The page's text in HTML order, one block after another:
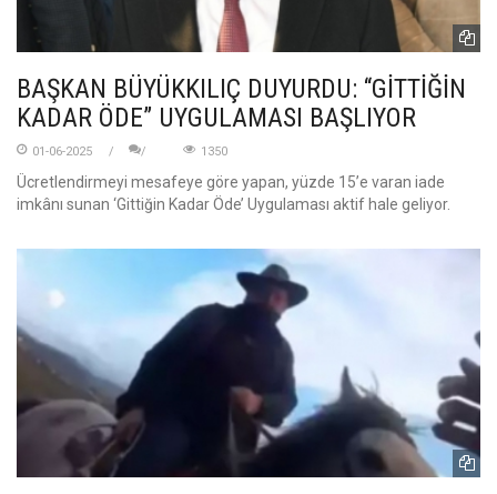
BAŞKAN BÜYÜKKILIÇ DUYURDU: “GİTTİĞİN
KADAR ÖDE” UYGULAMASI BAŞLIYOR
01-06-2025 1350
Ücretlendirmeyi mesafeye göre yapan, yüzde 15’e varan iade
imkânı sunan ‘Gittiğin Kadar Öde’ Uygulaması aktif hale geliyor.